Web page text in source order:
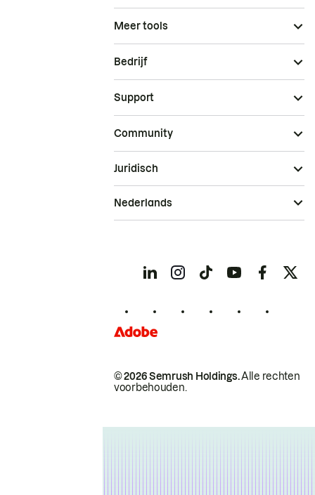
Meer tools
Bedrijf
Support
Community
© 2026 Semrush Holdings.Alle rechten
voorbehouden.
Juridisch
Nederlands